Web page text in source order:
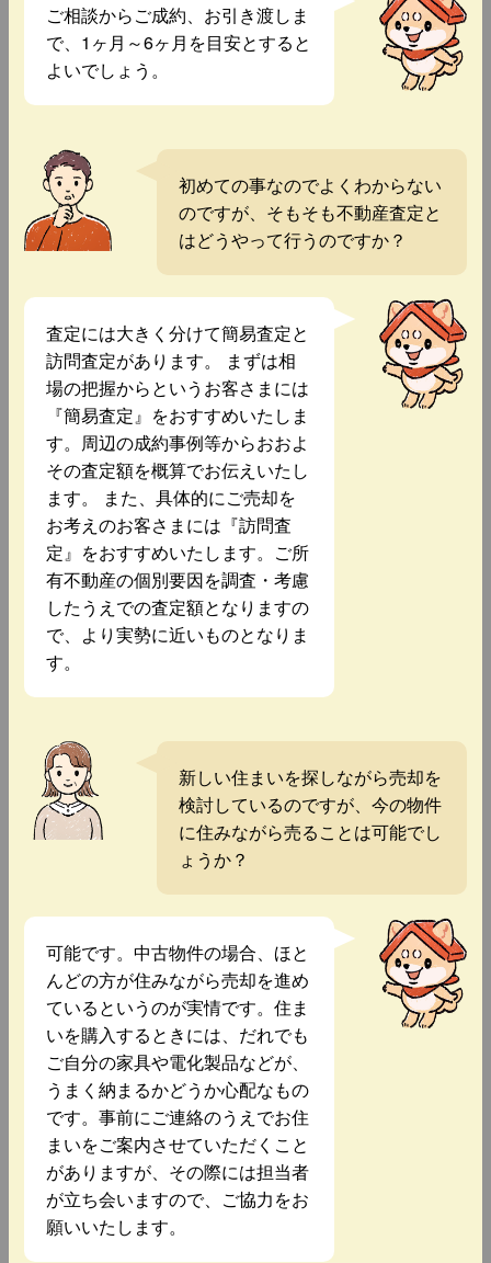
ご相談からご成約、お引き渡しま
で、1ヶ月～6ヶ月を目安とすると
よいでしょう。
初めての事なのでよくわからない
のですが、そもそも不動産査定と
はどうやって行うのですか？
査定には大きく分けて簡易査定と
訪問査定があります。 まずは相
場の把握からというお客さまには
『簡易査定』をおすすめいたしま
す。周辺の成約事例等からおおよ
その査定額を概算でお伝えいたし
ます。 また、具体的にご売却を
お考えのお客さまには『訪問査
定』をおすすめいたします。ご所
有不動産の個別要因を調査・考慮
したうえでの査定額となりますの
で、より実勢に近いものとなりま
す。
新しい住まいを探しながら売却を
検討しているのですが、今の物件
に住みながら売ることは可能でし
ょうか？
可能です。中古物件の場合、ほと
んどの方が住みながら売却を進め
ているというのが実情です。住ま
いを購入するときには、だれでも
ご自分の家具や電化製品などが、
うまく納まるかどうか心配なもの
です。事前にご連絡のうえでお住
まいをご案内させていただくこと
がありますが、その際には担当者
が立ち会いますので、ご協力をお
願いいたします。